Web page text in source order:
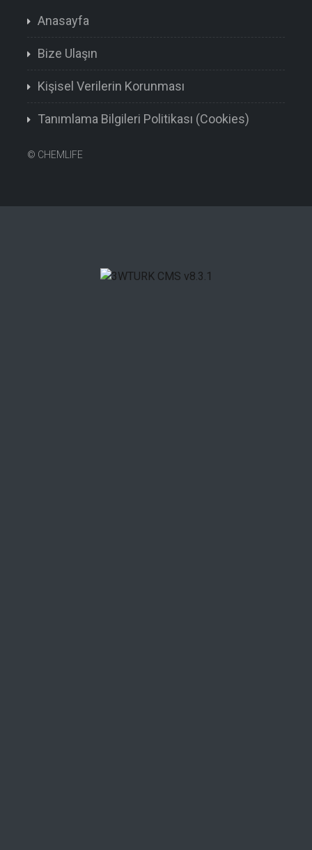
Anasayfa
Bize Ulaşın
Kişisel Verilerin Korunması
Tanımlama Bilgileri Politikası (Cookies)
© CHEMLIFE